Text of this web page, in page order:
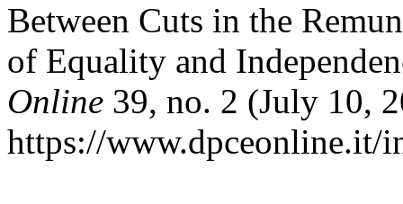
Between Cuts in the
of Equality and
Online 39, no. 2 (July 10,
https://www.dpceonline.it/